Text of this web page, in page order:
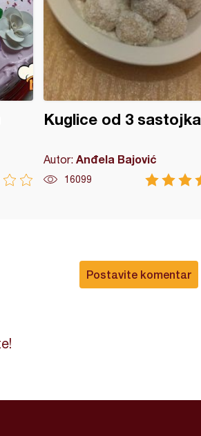
Kuglice od 3 sastojka
Autor: Anđela Bajović
16099
Postavite komentar